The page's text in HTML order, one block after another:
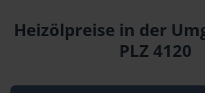
Heizölpreise in der
PLZ 4120